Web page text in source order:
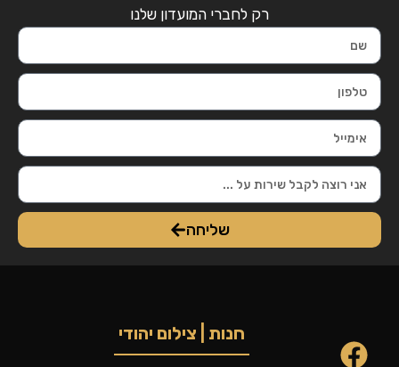
רק לחברי המועדון שלנו
שליחה
חנות | צילום יהודי